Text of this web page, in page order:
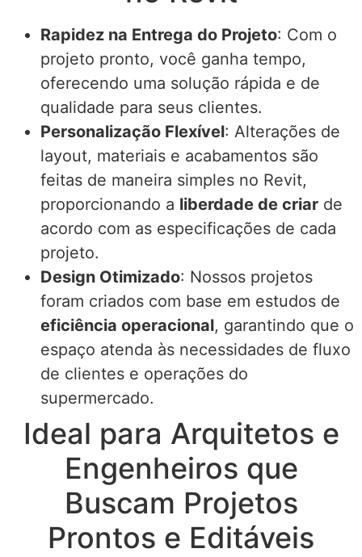
Rapidez na Entrega do Projeto: Com o
projeto pronto, você ganha tempo,
oferecendo uma solução rápida e de
qualidade para seus clientes.
Personalização Flexível: Alterações de
layout, materiais e acabamentos são
feitas de maneira simples no Revit,
proporcionando a liberdade de criar de
acordo com as especificações de cada
projeto.
Design Otimizado: Nossos projetos
foram criados com base em estudos de
eficiência operacional, garantindo que o
espaço atenda às necessidades de fluxo
de clientes e operações do
supermercado.
Ideal para Arquitetos e
Engenheiros que
Buscam Projetos
Prontos e Editáveis